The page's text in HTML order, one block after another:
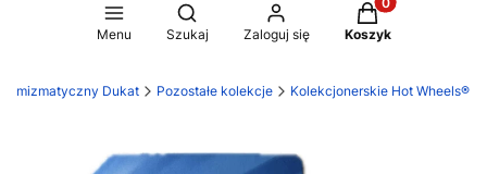
Menu
Otwórz wyszukiwarkę
Szukaj Zaloguj się
Produkty w
Koszyk
Dukat Pozostałe kolekcje Kolekcjonerskie Hot Wheels®